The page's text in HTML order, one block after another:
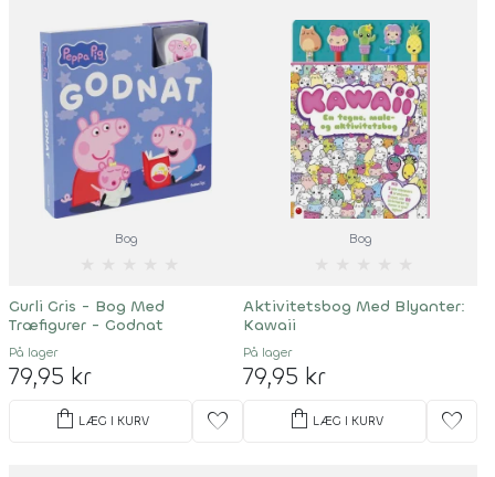
Bog
Gurli Gris - Bog Med
Træfigurer - Godnat
På lager
79,95 kr
shopping_bag LÆG I KURV favorite
Bog
Aktivitetsbog Med Blyanter:
Kawaii
På lager
79,95 kr
shopping_bag LÆG I KURV favorite